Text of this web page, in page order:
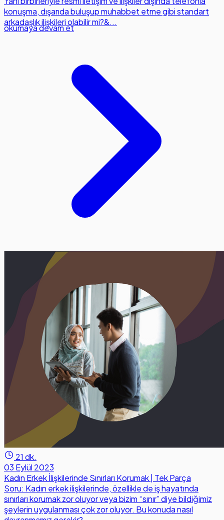
konuşma, dışarıda buluşup muhabbet etme gibi standart
arkadaşlık ilişkileri olabilir mi?&...
okumaya devam et
21 dk.
03 Eylül 2023
Kadın Erkek İlişkilerinde Sınırları Korumak | Tek Parça
Soru: Kadın erkek ilişkilerinde, özellikle de iş hayatında
sınırları korumak zor oluyor veya bizim “sınır” diye bildiğimiz
şeylerin uygulanması çok zor oluyor. Bu konuda nasıl